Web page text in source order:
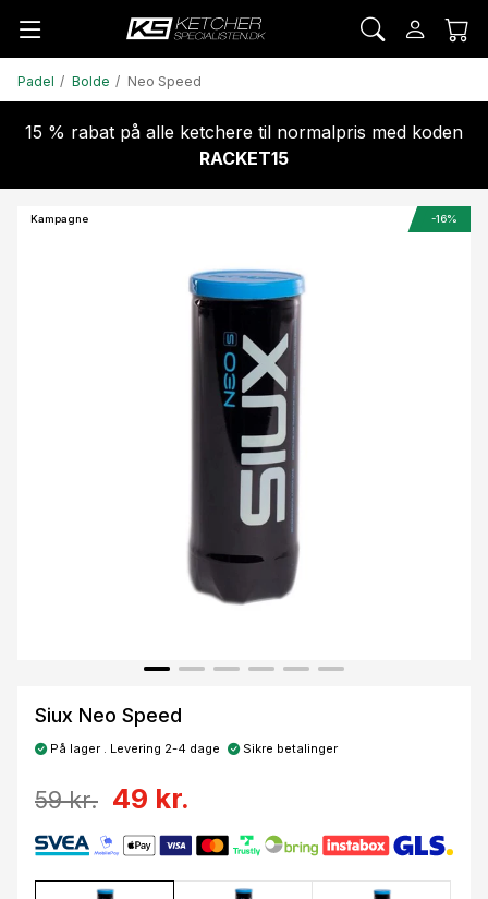
Padel Bolde Neo Speed
15 % rabat på alle ketchere til normalpris med koden
RACKET15
Kampagne -16%
Siux Neo Speed
På lager . Levering 2-4 dage Sikre betalinger
59 kr. 49 kr.